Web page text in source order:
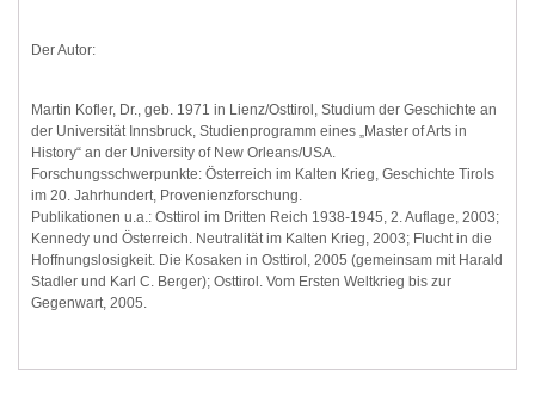
Der Autor:
Martin Kofler, Dr., geb. 1971 in Lienz/Osttirol, Studium der Geschichte an
der Universität Innsbruck, Studienprogramm eines „Master of Arts in
History“ an der University of New Orleans/USA.
Forschungsschwerpunkte: Österreich im Kalten Krieg, Geschichte Tirols
im 20. Jahrhundert, Provenienzforschung.
Publikationen u.a.: Osttirol im Dritten Reich 1938-1945, 2. Auflage, 2003;
Kennedy und Österreich. Neutralität im Kalten Krieg, 2003; Flucht in die
Hoffnungslosigkeit. Die Kosaken in Osttirol, 2005 (gemeinsam mit Harald
Stadler und Karl C. Berger); Osttirol. Vom Ersten Weltkrieg bis zur
Gegenwart, 2005.